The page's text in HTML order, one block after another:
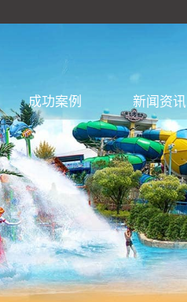
成功案例 新闻资讯